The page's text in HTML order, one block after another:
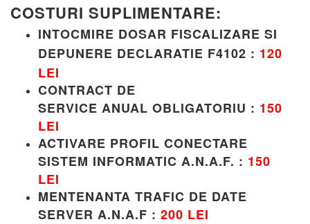
COSTURI SUPLIMENTARE:
INTOCMIRE DOSAR FISCALIZARE SI
DEPUNERE DECLARATIE F4102 : 120
LEI
CONTRACT DE
SERVICE ANUAL OBLIGATORIU : 150
LEI
ACTIVARE PROFIL CONECTARE
SISTEM INFORMATIC A.N.A.F. : 150
LEI
MENTENANTA TRAFIC DE DATE
SERVER A.N.A.F : 200 LEI